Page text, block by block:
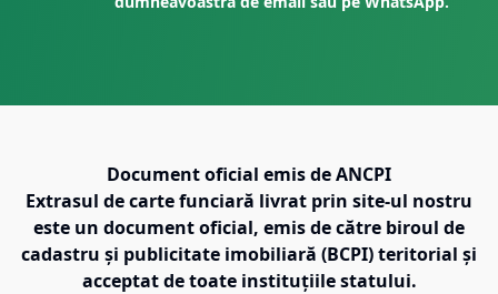
Document oficial emis de ANCPI
Extrasul de carte funciară livrat prin site-ul nostru
este un document oficial, emis de către biroul de
cadastru și publicitate imobiliară (BCPI) teritorial și
acceptat de toate instituțiile statului.